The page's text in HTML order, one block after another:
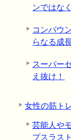
ンではな
コンパウ
らなる成
スーパー
え抜け！
女性の筋ト
芸能人や
プスラス